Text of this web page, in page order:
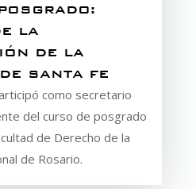
LA
DE LA
SANTA FE
como secretario
del curso de posgrado
de Derecho de la
de Rosario.